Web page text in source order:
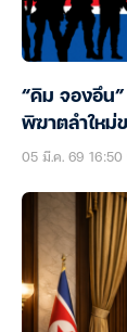
“คิม จองอึน
พิฆาตลำใหม่
05 มี.ค. 69 16:50